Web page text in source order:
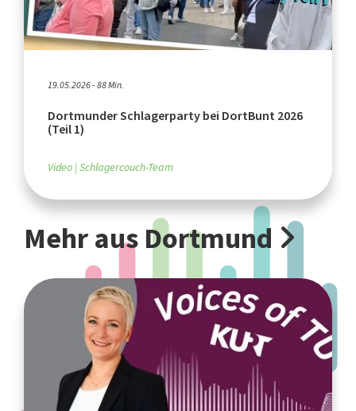
19.05.2026 - 88 Min.
Dortmunder Schlagerparty bei DortBunt 2026
(Teil 1)
Video Schlagercouch-Team
Mehr aus Dortmund